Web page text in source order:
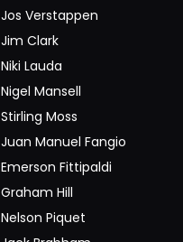
Jos Verstappen
Jim Clark
Niki Lauda
Nigel Mansell
Stirling Moss
Juan Manuel Fangio
Emerson Fittipaldi
Graham Hill
Nelson Piquet